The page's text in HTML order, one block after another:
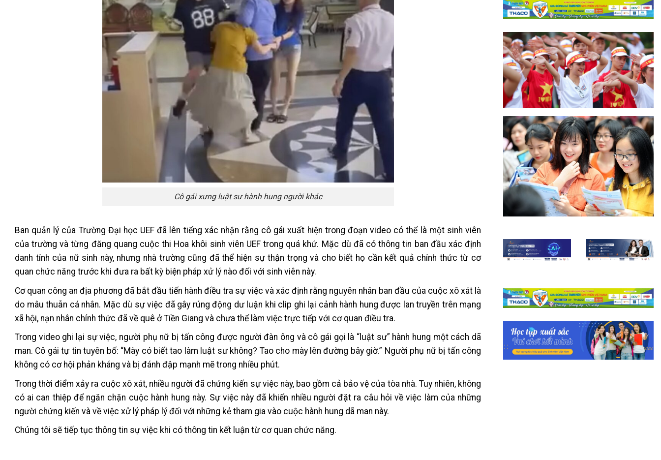
Cô gái xưng luật sư hành hung người khác
Ban quản lý của Trường Đại học UEF đã lên tiếng xác nhận rằng cô gái xuất hiện trong đoạn video có thể là một sinh viên
của trường và từng đăng quang cuộc thi Hoa khôi sinh viên UEF trong quá khứ. Mặc dù đã có thông tin ban đầu xác định
danh tính của nữ sinh này, nhưng nhà trường cũng đã thể hiện sự thận trọng và cho biết họ cần kết quả chính thức từ cơ
quan chức năng trước khi đưa ra bất kỳ biện pháp xử lý nào đối với sinh viên này.
Cơ quan công an địa phương đã bắt đầu tiến hành điều tra sự việc và xác định rằng nguyên nhân ban đầu của cuộc xô xát là
do mâu thuẫn cá nhân. Mặc dù sự việc đã gây rúng động dư luận khi clip ghi lại cảnh hành hung được lan truyền trên mạng
xã hội, nạn nhân chính thức đã về quê ở Tiền Giang và chưa thể làm việc trực tiếp với cơ quan điều tra.
Trong video ghi lại sự việc, người phụ nữ bị tấn công được người đàn ông và cô gái gọi là “luật sư” hành hung một cách dã
man. Cô gái tự tin tuyên bố: “Mày có biết tao làm luật sư không? Tao cho mày lên đường bây giờ.” Người phụ nữ bị tấn công
không có cơ hội phản kháng và bị đánh đập mạnh mẽ trong nhiều phút.
Trong thời điểm xảy ra cuộc xô xát, nhiều người đã chứng kiến sự việc này, bao gồm cả bảo vệ của tòa nhà. Tuy nhiên, không
có ai can thiệp để ngăn chặn cuộc hành hung này. Sự việc này đã khiến nhiều người đặt ra câu hỏi về việc làm của những
người chứng kiến và về việc xử lý pháp lý đối với những kẻ tham gia vào cuộc hành hung dã man này.
Chúng tôi sẽ tiếp tục thông tin sự việc khi có thông tin kết luận từ cơ quan chức năng.